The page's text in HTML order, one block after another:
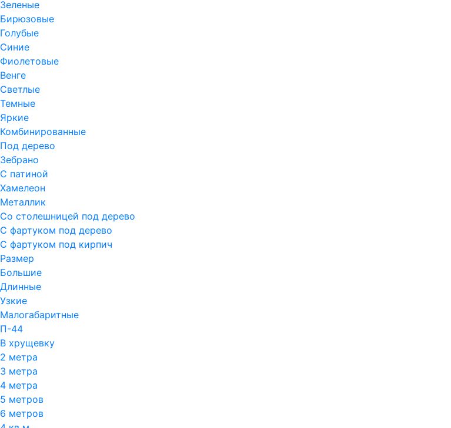
Зеленые
Бирюзовые
Голубые
Синие
Фиолетовые
Венге
Светлые
Темные
Яркие
Комбинированные
Под дерево
Зебрано
С патиной
Хамелеон
Металлик
Со столешницей под дерево
С фартуком под дерево
С фартуком под кирпич
Размер
Большие
Длинные
Узкие
Малогабаритные
П-44
В хрущевку
2 метра
3 метра
4 метра
5 метров
6 метров